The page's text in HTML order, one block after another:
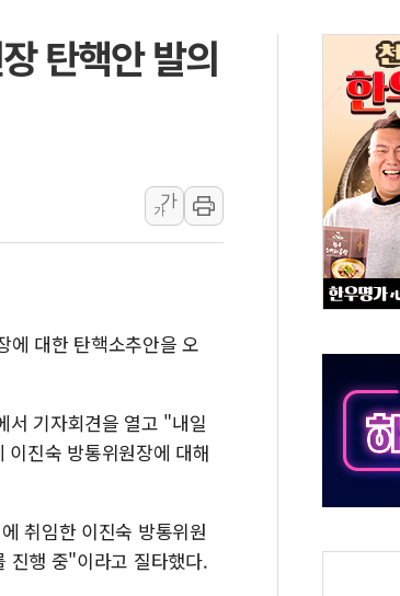
李대통령, 오늘 부동산 정책 점검 2차 회의…주택 공급 대
[오늘의 정치일정] 8월 7일(금)
[오늘의 국회일정] 상임위·세미나·기자회견·주요 정당 - 8
이란, 美·이스라엘 선박 호르무즈 통항 제한 추진…美 "통
유럽증시, 견조한 실적 소화하며 대부분 상승… "2분기 기
리투아니아 국방 "러, 우크라 드론으로 나토 회원국 공격
구광모, 내주 실리콘밸리서 젠슨 황 재회…로봇·AI 데이터
뉴욕증시 개장 전 특징주...모더나·아이온큐·도어대시↑
김정관 장관 "영업이익 N% 성과급 반대…상법·자본시장
뉴욕증시 프리뷰, 미 주가선물 AI주 차익실현 속 혼조세...
금값 7주 만에 최고…美 고용 둔화·호르무즈 재개방 기대
탄핵안 발의
가
가
에 대한 탄핵소추안을 오
서 기자회견을 열고 "내일
이진숙 방통위원장에 대해
취임한 이진숙 방통위원
진행 중"이라고 질타했다.